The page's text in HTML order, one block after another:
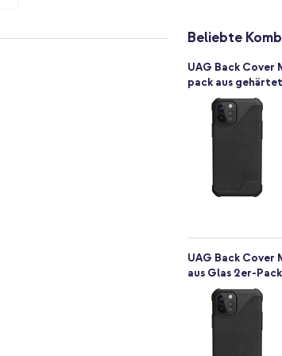
Beliebte
UAG Back Cover
pack aus
UAG Back
aus Glas 2er-